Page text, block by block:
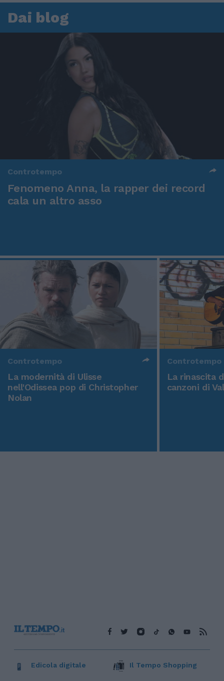
Dai blog
Controtempo
Fenomeno Anna, la rapper dei record
cala un altro asso
Controtempo
La modernità di Ulisse
nell'Odissea pop di Christopher
Nolan
Controtempo
La rinascita
canzoni di
Edicola digitale Il Tempo Shopping